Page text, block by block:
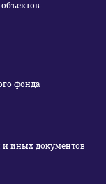
фонда
иных документов